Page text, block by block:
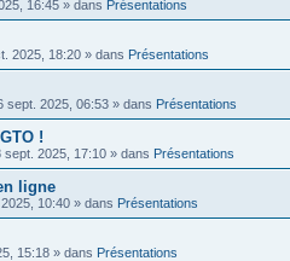
16:45 » dans Présentations
2025, 18:20 » dans Présentations
sept. 2025, 06:53 » dans Présentations
!
sept. 2025, 17:10 » dans Présentations
ligne
10:40 » dans Présentations
15:18 » dans Présentations